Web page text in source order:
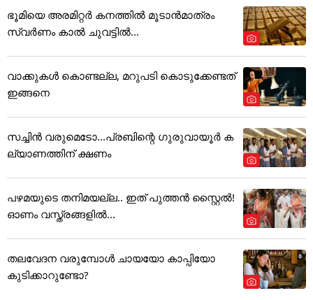
ഭൂമിയെ അരമിറ്റർ കനത്തിൽ മൂടാൻമാത്രം
സ്വർണം കാൽ ചുവട്ടിൽ...
വാക്കുകൾ കൊണ്ടല്ല, മറുപടി കൊടുക്കേണ്ടത്
ഇങ്ങനെ
സച്ചിന്‍ വരുമെടോ...പ്രബിന്റെ ഗുരുവായൂര്‍ ക
ല്യാണത്തിന് ക്ഷണം
പഴമയുടെ തനിമയല്ല.. ഇത് പുത്തൻ സ്റ്റൈൽ!
ഓണം വസ്ത്രങ്ങളിൽ...
തലവേദന വരുമ്പോൾ ചായയോ കാപ്പിയോ
കുടിക്കാറുണ്ടോ?